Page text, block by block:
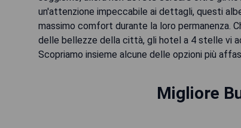
un'attenzione impeccabile ai dettagli, questi
massimo comfort durante la loro permanenza.
delle bellezze della città, gli hotel a 4 stelle vi
Scopriamo insieme alcune delle opzioni più
Migliore